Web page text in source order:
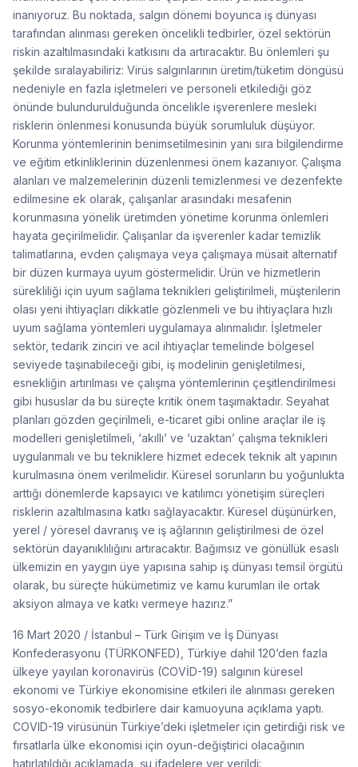
inanıyoruz. Bu noktada, salgın dönemi boyunca iş dünyası
tarafından alınması gereken öncelikli tedbirler, özel sektörün
riskin azaltılmasındaki katkısını da artıracaktır. Bu önlemleri şu
şekilde sıralayabiliriz: Virüs salgınlarının üretim/tüketim döngüsü
nedeniyle en fazla işletmeleri ve personeli etkilediği göz
önünde bulundurulduğunda öncelikle işverenlere mesleki
risklerin önlenmesi konusunda büyük sorumluluk düşüyor.
Korunma yöntemlerinin benimsetilmesinin yanı sıra bilgilendirme
ve eğitim etkinliklerinin düzenlenmesi önem kazanıyor. Çalışma
alanları ve malzemelerinin düzenli temizlenmesi ve dezenfekte
edilmesine ek olarak, çalışanlar arasındaki mesafenin
korunmasına yönelik üretimden yönetime korunma önlemleri
hayata geçirilmelidir. Çalışanlar da işverenler kadar temizlik
talimatlarına, evden çalışmaya veya çalışmaya müsait alternatif
bir düzen kurmaya uyum göstermelidir. Ürün ve hizmetlerin
sürekliliği için uyum sağlama teknikleri geliştirilmeli, müşterilerin
olası yeni ihtiyaçları dikkatle gözlenmeli ve bu ihtiyaçlara hızlı
uyum sağlama yöntemleri uygulamaya alınmalıdır. İşletmeler
sektör, tedarik zinciri ve acil ihtiyaçlar temelinde bölgesel
seviyede taşınabileceği gibi, iş modelinin genişletilmesi,
esnekliğin artırılması ve çalışma yöntemlerinin çeşitlendirilmesi
gibi hususlar da bu süreçte kritik önem taşımaktadır. Seyahat
planları gözden geçirilmeli, e-ticaret gibi online araçlar ile iş
modelleri genişletilmeli, ‘akıllı’ ve ‘uzaktan’ çalışma teknikleri
uygulanmalı ve bu tekniklere hizmet edecek teknik alt yapının
kurulmasına önem verilmelidir. Küresel sorunların bu yoğunlukta
arttığı dönemlerde kapsayıcı ve katılımcı yönetişim süreçleri
risklerin azaltılmasına katkı sağlayacaktır. Küresel düşünürken,
yerel / yöresel davranış ve iş ağlarının geliştirilmesi de özel
sektörün dayanıklılığını artıracaktır. Bağımsız ve gönüllük esaslı
ülkemizin en yaygın üye yapısına sahip iş dünyası temsil örgütü
olarak, bu süreçte hükümetimiz ve kamu kurumları ile ortak
aksiyon almaya ve katkı vermeye hazırız.”
16 Mart 2020 / İstanbul – Türk Girişim ve İş Dünyası
Konfederasyonu (TÜRKONFED), Türkiye dahil 120’den fazla
ülkeye yayılan koronavirüs (COVİD-19) salgının küresel
ekonomi ve Türkiye ekonomisine etkileri ile alınması gereken
sosyo-ekonomik tedbirlere dair kamuoyuna açıklama yaptı.
COVID-19 virüsünün Türkiye’deki işletmeler için getirdiği risk ve
fırsatlarla ülke ekonomisi için oyun-değiştirici olacağının
hatırlatıldığı açıklamada, şu ifadelere yer verildi: